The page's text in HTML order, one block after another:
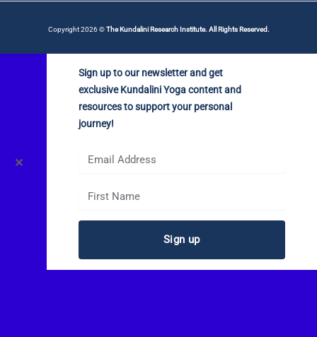
Copyright 2026 ©The Kundalini Research Institute. All Rights Reserved.
✕
Sign up to our newsletter and get
exclusive Kundalini Yoga content and
resources to support your personal
journey!
Sign up